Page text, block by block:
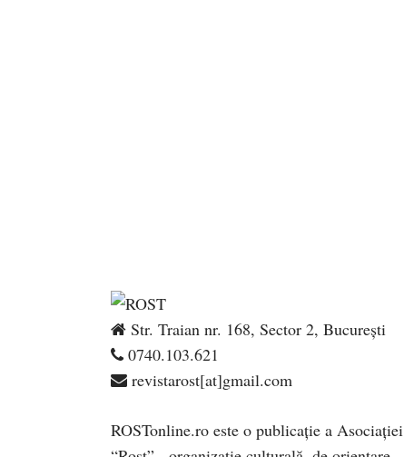
Str. Traian nr. 168, Sector 2, București
0740.103.621
revistarost[at]gmail.com
ROSTonline.ro este o publicaţie a Asociaţiei